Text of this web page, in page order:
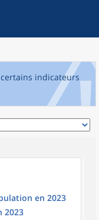
indicateurs
en 2023
2023